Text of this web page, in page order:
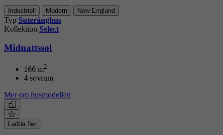
Industriell Modern New England
Typ Suteränghus
Kollektion Select
Midnattssol
166 m2
4 sovrum
Mer om husmodellen
Ladda fler